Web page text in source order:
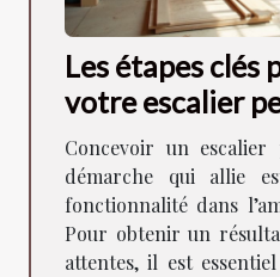
Les étapes clés
votre escalier
Concevoir un escalier
démarche qui allie
fonctionnalité dans
Pour obtenir un
attentes, il est